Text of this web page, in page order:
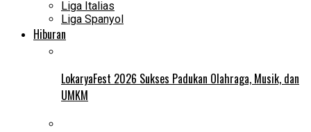
Liga Italias
Liga Spanyol
Hiburan
LokaryaFest 2026 Sukses Padukan Olahraga, Musik, dan
UMKM